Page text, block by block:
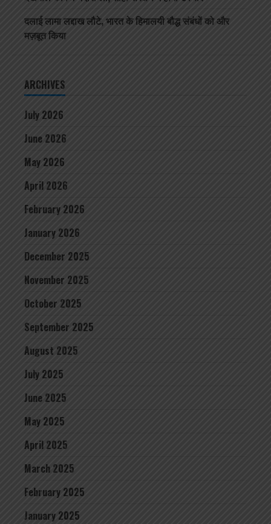
दलाई लामा लद्दाख लौटे, भारत के हिमालयी बौद्ध संबंधों को और
मज़बूत किया
ARCHIVES
July 2026
June 2026
May 2026
April 2026
February 2026
January 2026
December 2025
November 2025
October 2025
September 2025
August 2025
July 2025
June 2025
May 2025
April 2025
March 2025
February 2025
January 2025